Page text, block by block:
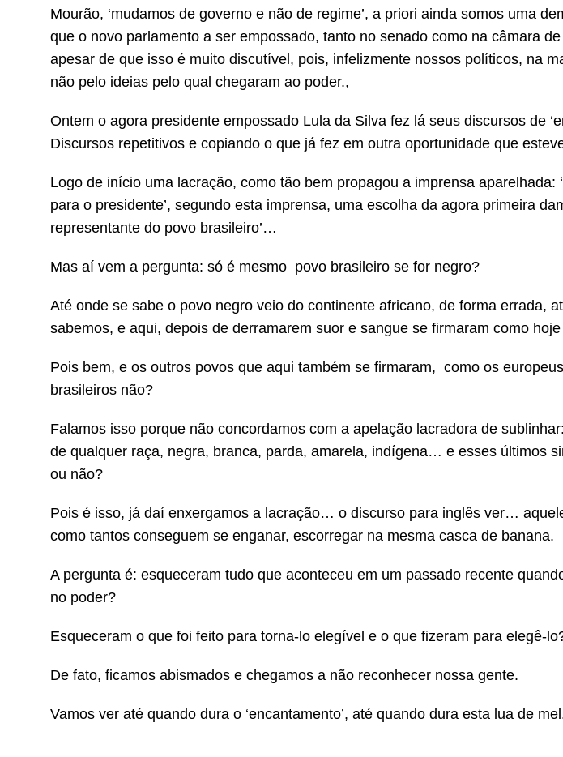
Mourão, ‘mudamos de governo e não de regime’, a priori ainda somos uma
que o novo parlamento a ser empossado, tanto no senado como na câmara
apesar de que isso é muito discutível, pois, infelizmente nossos políticos, na
não pelo ideias pelo qual chegaram ao poder.,
Ontem o agora presidente empossado Lula da Silva fez lá seus discursos de
Discursos repetitivos e copiando o que já fez em outra oportunidade que
Logo de início uma lacração, como tão bem propagou a imprensa aparelhada:
para o presidente’, segundo esta imprensa, uma escolha da agora primeira
representante do povo brasileiro’…
Mas aí vem a pergunta: só é mesmo povo brasileiro se for negro?
Até onde se sabe o povo negro veio do continente africano, de forma errada,
sabemos, e aqui, depois de derramarem suor e sangue se firmaram como
Pois bem, e os outros povos que aqui também se firmaram, como os
brasileiros não?
Falamos isso porque não concordamos com a apelação lacradora de
de qualquer raça, negra, branca, parda, amarela, indígena… e esses últimos
ou não?
Pois é isso, já daí enxergamos a lacração… o discurso para inglês ver…
como tantos conseguem se enganar, escorregar na mesma casca de banana.
A pergunta é: esqueceram tudo que aconteceu em um passado recente
no poder?
Esqueceram o que foi feito para torna-lo elegível e o que fizeram para elegê-
De fato, ficamos abismados e chegamos a não reconhecer nossa gente.
Vamos ver até quando dura o ‘encantamento’, até quando dura esta lua de